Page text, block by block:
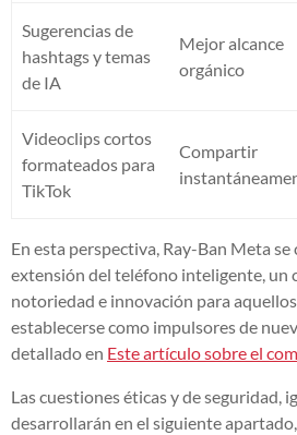
Sugerencias de
hashtags y temas
de IA
Mejor alcance
orgánico
Videoclips cortos
formateados para
TikTok
Compartir
En esta perspectiva, Ray-Ban Meta
extensión del teléfono inteligente, un
notoriedad e innovación para
establecerse como impulsores de
detallado en Este artículo sobre el
Las cuestiones éticas y de seguridad,
desarrollarán en el siguiente